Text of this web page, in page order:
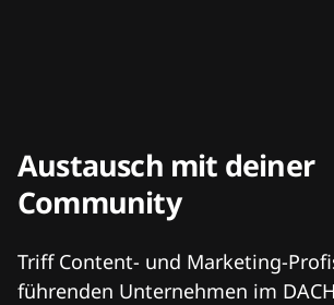
Austausch mit deiner
Community
Triff Content- und Marketing-
führenden Unternehmen im